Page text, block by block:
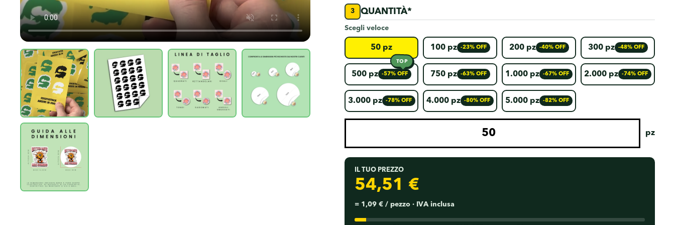
QUANTITÀ*
Scegli veloce
50 pz 100 pz -23% OFF 200 pz -40% OFF 300 pz -48% OFF
500 pz -57% OFF
TOP
750 pz -63% OFF 1.000 pz -67% OFF 2.000 pz -74% OFF
3.000 pz -78% OFF 4.000 pz -80% OFF 5.000 pz -82% OFF
pz
IL TUO PREZZO
54,51 €
= 1,09 €/ pezzo · IVA inclusa